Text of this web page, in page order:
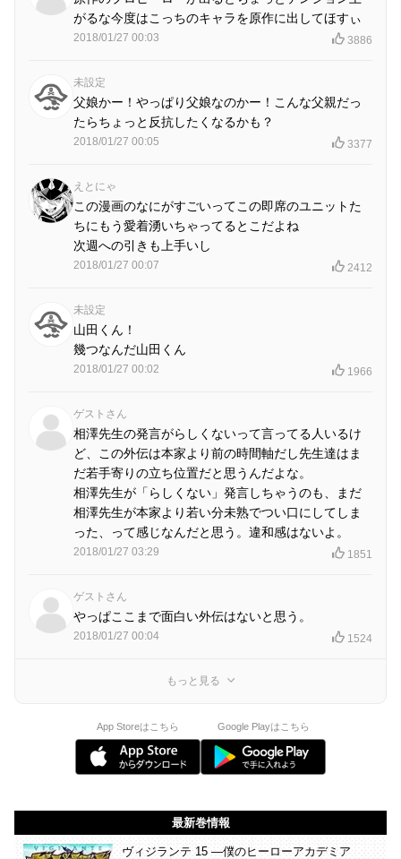
がるな今度はこっちのキャラを原作に出してほすぃ
2018/01/27 00:03 3886
未設定
父娘かー！やっぱり父娘なのかー！こんな父親だっ
たらちょっと反抗したくなるかも？
2018/01/27 00:05 3377
えとにゃ
この漫画のなにがすごいってこの即席のユニットた
ちにもう愛着湧いちゃってるとこだよね
次週への引きも上手いし
2018/01/27 00:07 2412
未設定
山田くん！
幾つなんだ山田くん
2018/01/27 00:02 1966
ゲストさん
相澤先生の発言がらしくないって言ってる人いるけ
ど、この外伝は本家より前の時間軸だし先生達はま
だ若手寄りの立ち位置だと思うんだよな。
相澤先生が「らしくない」発言しちゃうのも、まだ
相澤先生が本家より若い分未熟でつい口にしてしま
った、って感じなんだと思う。違和感はないよ。
2018/01/27 03:29 1851
ゲストさん
やっぱここまで面白い外伝はないと思う。
2018/01/27 00:04 1524
もっと見る
App Storeはこちら Google Playはこちら
最新巻情報
ヴィジランテ 15 ―僕のヒーローアカデミア